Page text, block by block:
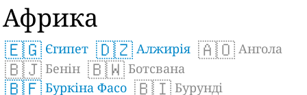
Африка
🇪🇬 Єгипет 🇩🇿 Алжирія 🇦🇴 Ангола
🇧🇯 Бенін 🇧🇼 Ботсвана
🇧🇫 Буркіна Фасо 🇧🇮 Бурунді